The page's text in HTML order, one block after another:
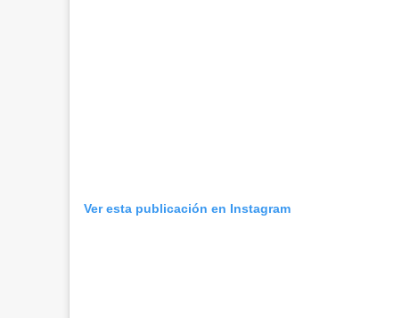
Ver esta publicación en Instagram